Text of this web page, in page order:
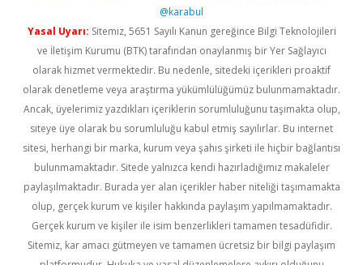
@karabul
Yasal Uyarı: Sitemiz, 5651 Sayılı Kanun gereğince Bilgi Teknolojileri
ve İletişim Kurumu (BTK) tarafından onaylanmış bir Yer Sağlayıcı
olarak hizmet vermektedir. Bu nedenle, sitedeki içerikleri proaktif
olarak denetleme veya araştırma yükümlülüğümüz bulunmamaktadır.
Ancak, üyelerimiz yazdıkları içeriklerin sorumluluğunu taşımakta olup,
siteye üye olarak bu sorumluluğu kabul etmiş sayılırlar. Bu internet
sitesi, herhangi bir marka, kurum veya şahıs şirketi ile hiçbir bağlantısı
bulunmamaktadır. Sitede yalnızca kendi hazırladığımız makaleler
paylaşılmaktadır. Burada yer alan içerikler haber niteliği taşımamakta
olup, gerçek kurum ve kişiler hakkında paylaşım yapılmamaktadır.
Gerçek kurum ve kişiler ile isim benzerlikleri tamamen tesadüfidir.
Sitemiz, kar amacı gütmeyen ve tamamen ücretsiz bir bilgi paylaşım